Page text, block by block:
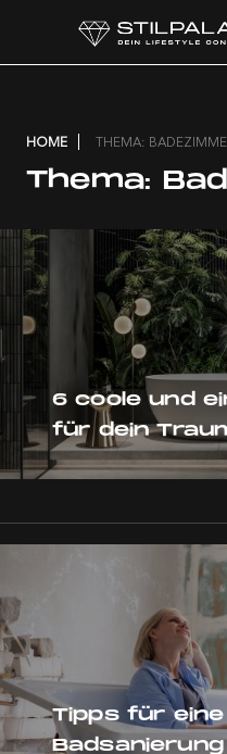
HOME THEMA:
Thema:
6 coole und
für dein
Tipps für
Badsanierung